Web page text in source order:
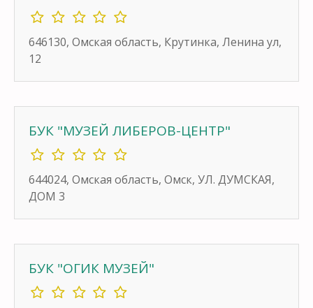
646130, Омская область, Крутинка, Ленина ул,
12
БУК "МУЗЕЙ ЛИБЕРОВ-ЦЕНТР"
644024, Омская область, Омск, УЛ. ДУМСКАЯ,
ДОМ 3
БУК "ОГИК МУЗЕЙ"